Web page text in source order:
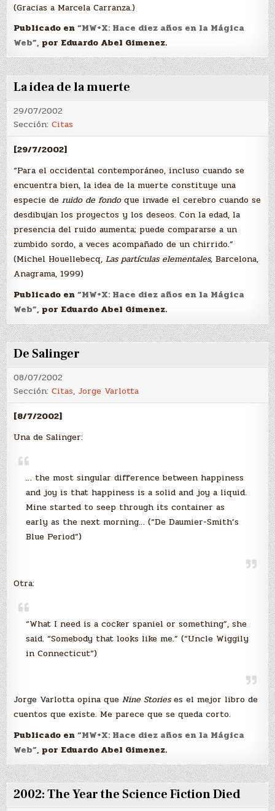
(Gracias a Marcela Carranza.)
Publicado en“MW+X: Hace diez años en la Mágica
Web”, por Eduardo Abel Gimenez.
La idea de la muerte
29/07/2002
Sección:Citas
[29/7/2002]
“Para el occidental contemporáneo, incluso cuando se
encuentra bien, la idea de la muerte constituye una
especie deruido de fondoque invade el cerebro cuando se
desdibujan los proyectos y los deseos. Con la edad, la
presencia del ruido aumenta; puede compararse a un
zumbido sordo, a veces acompañado de un chirrido.”
(Michel Houellebecq,Las partículas elementales, Barcelona,
Anagrama, 1999)
Publicado en“MW+X: Hace diez años en la Mágica
Web”, por Eduardo Abel Gimenez.
De Salinger
08/07/2002
Sección:Citas, Jorge Varlotta
[8/7/2002]
Una de Salinger:
… the most singular difference between happiness
and joy is that happiness is a solid and joy a liquid.
Mine started to seep through its container as
early as the next morning… (“De Daumier-Smith’s
Blue Period”)
Otra:
“What I need is a cocker spaniel or something”, she
said. “Somebody that looks like me.” (“Uncle Wiggily
in Connecticut”)
Jorge Varlotta opina queNine Storieses el mejor libro de
cuentos que existe. Me parece que se queda corto.
Publicado en“MW+X: Hace diez años en la Mágica
Web”, por Eduardo Abel Gimenez.
2002: The Year the Science Fiction Died